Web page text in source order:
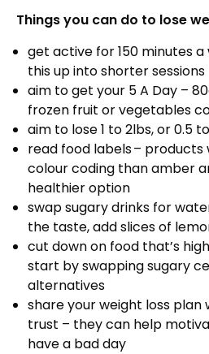
Things you can do to lose
get active for 150 minutes
this up into shorter sessions
aim to get your 5 A Day –
frozen fruit or vegetables
aim to lose 1 to 2lbs, or 0.5
read food labels –
colour coding than amber
healthier option
swap sugary drinks for
the taste, add slices of
cut down on food that’s
start by swapping sugary
alternatives
share your weight loss plan
trust – they can help
have a bad day